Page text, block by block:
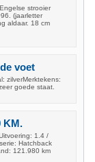
strooier
(jaarletter
aldaar. 18 cm
voet
zilverMerktekens:
goede staat.
KM.
1.4 /
Hatchback
121.980 km